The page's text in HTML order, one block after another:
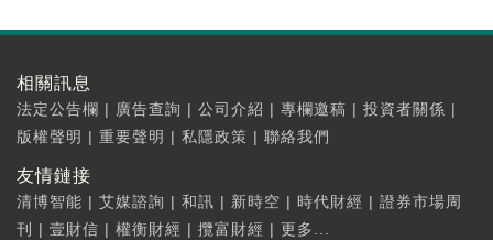
相關訊息
法定公告欄 | 廣告查詢 | 公司介紹 | 專欄邀稿 | 投資者關係 |
版權聲明 | 重要聲明 | 私隱政策 | 聯絡我們
友情鏈接
清博智能 | 艾媒諮詢 | 和訊 | 新時空 | 時代財經 | 證券市場周
刊
| 壹財信 | 權衡財經 | 攬富財經 | 更多...